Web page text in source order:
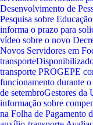
Desenvolvimento de
Pesquisa sobre
informa o prazo para
vídeo sobre o novo
Novos Servidores em
transporte
transporte PROGEPE
funcionamento durante
de setembroGestores da
informação sobre
na Folha de Pagamento